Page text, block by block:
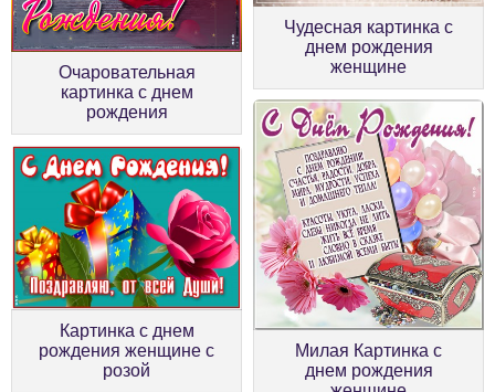
Очаровательная
картинка с днем
рождения
Чудесная картинка с
днем рождения
женщине
Картинка с днем
рождения женщине с
розой
Милая Картинка с
днем рождения